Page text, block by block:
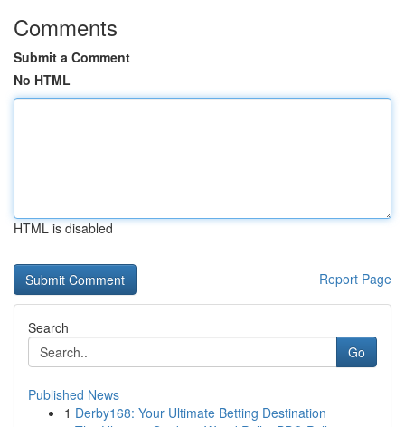
Comments
Submit a Comment
No HTML
HTML is disabled
Report Page
Search
Go
Published News
1 Derby168: Your Ultimate Betting Destination